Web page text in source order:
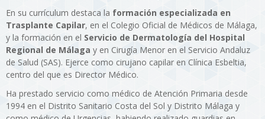
En su currículum destaca la formación especializada en
Trasplante Capilar, en el Colegio Oficial de Médicos de Málaga,
y la formación en el Servicio de Dermatología del Hospital
Regional de Málaga y en Cirugía Menor en el Servicio Andaluz
de Salud (SAS). Ejerce como cirujano capilar en Clínica Esbeltia,
centro del que es Director Médico.
Ha prestado servicio como médico de Atención Primaria desde
1994 en el Distrito Sanitario Costa del Sol y Distrito Málaga y